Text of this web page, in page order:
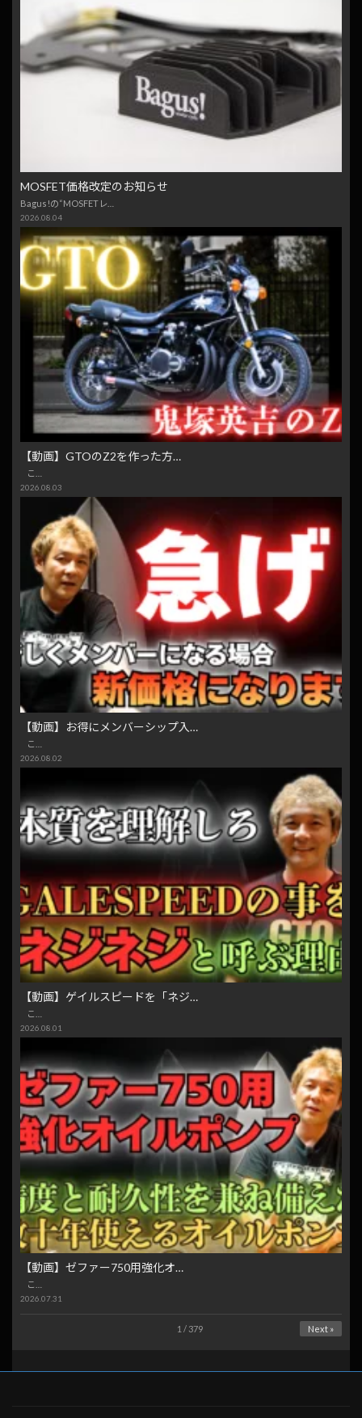
MOSFET価格改定のお知らせ
Bagus!の“MOSFETレ…
2026.08.04
【動画】GTOのZ2を作った方…
こ…
2026.08.03
【動画】お得にメンバーシップ入…
こ…
2026.08.02
【動画】ゲイルスピードを「ネジ…
こ…
2026.08.01
【動画】ゼファー750用強化オ…
こ…
2026.07.31
1 / 379 Next »